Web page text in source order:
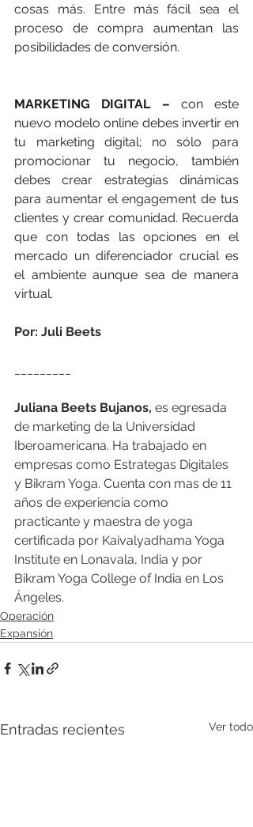
cosas más. Entre más fácil sea el
proceso de compra aumentan las
posibilidades de conversión.
MARKETING DIGITAL – con este
nuevo modelo online debes invertir en
tu marketing digital; no sólo para
promocionar tu negocio, también
debes crear estrategias dinámicas
para aumentar el engagement de tus
clientes y crear comunidad. Recuerda
que con todas las opciones en el
mercado un diferenciador crucial es
el ambiente aunque sea de manera
virtual.
Por: Juli Beets
Juliana Beets Bujanos, es egresada
de marketing de la Universidad
Iberoamericana. Ha trabajado en
empresas como Estrategas Digitales
y Bikram Yoga. Cuenta con mas de 11
años de experiencia como
practicante y maestra de yoga
certificada por Kaivalyadhama Yoga
Institute en Lonavala, India y por
Bikram Yoga College of India en Los
Ángeles.
Operación
Expansión
Entradas recientes Ver todo